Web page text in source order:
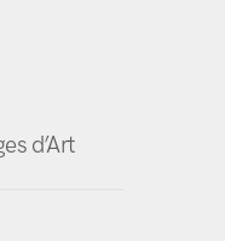
d’Art